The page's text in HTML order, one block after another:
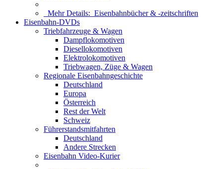
Mehr Details: Eisenbahnbücher & -zeitschriften
Eisenbahn-DVDs
Triebfahrzeuge & Wagen
Dampflokomotiven
Diesellokomotiven
Elektrolokomotiven
Triebwagen, Züge & Wagen
Regionale Eisenbahngeschichte
Deutschland
Europa
Österreich
Rest der Welt
Schweiz
Führerstandsmitfahrten
Deutschland
Andere Strecken
Eisenbahn Video-Kurier